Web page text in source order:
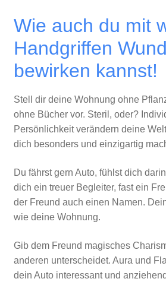
Wie auch du mit
Handgriffen
bewirken kannst!
Stell dir deine Wohnung ohne
ohne Bücher vor. Steril, oder?
Persönlichkeit verändern deine
dich besonders und einzigartig
Du fährst gern Auto, fühlst dich
dich ein treuer Begleiter, fast ein
der Freund auch einen Namen.
wie deine Wohnung.
Gib dem Freund magisches
anderen unterscheidet. Aura und
dein Auto interessant und